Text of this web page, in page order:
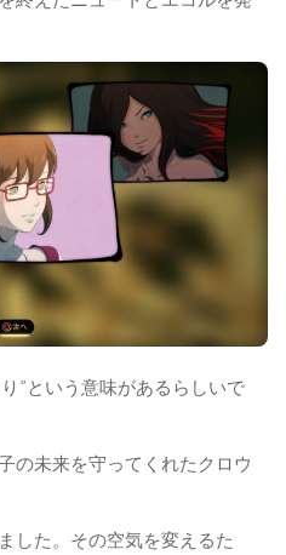
”という意味があるらしいで
の未来を守ってくれたクロウ
した。その空気を変えるた